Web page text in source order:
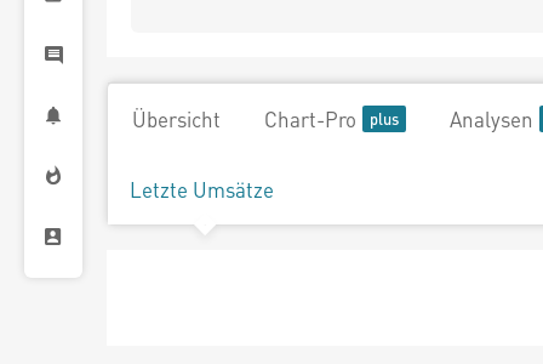
Übersicht Chart-Pro Analysen
Letzte Umsätze